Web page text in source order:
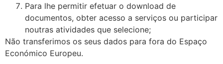
Para lhe permitir efetuar o download de
documentos, obter acesso a serviços ou participar
noutras atividades que selecione;
Não transferimos os seus dados para fora do Espaço
Económico Europeu.